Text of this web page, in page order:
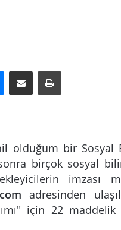
olduğum bir Sosyal
birçok sosyal
imzası
adresinden
için 22